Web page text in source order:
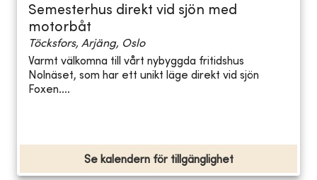
Semesterhus direkt vid sjön med
motorbåt
Töcksfors, Arjäng, Oslo
Varmt välkomna till vårt nybyggda fritidshus
Nolnäset, som har ett unikt läge direkt vid sjön
Foxen....
Se kalendern för tillgänglighet